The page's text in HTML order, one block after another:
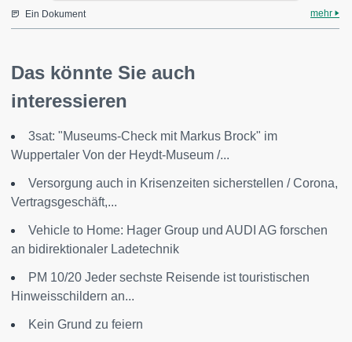
Ein Dokument mehr
Das könnte Sie auch
interessieren
3sat: "Museums-Check mit Markus Brock" im
Wuppertaler Von der Heydt-Museum /...
Versorgung auch in Krisenzeiten sicherstellen / Corona,
Vertragsgeschäft,...
Vehicle to Home: Hager Group und AUDI AG forschen
an bidirektionaler Ladetechnik
PM 10/20 Jeder sechste Reisende ist touristischen
Hinweisschildern an...
Kein Grund zu feiern